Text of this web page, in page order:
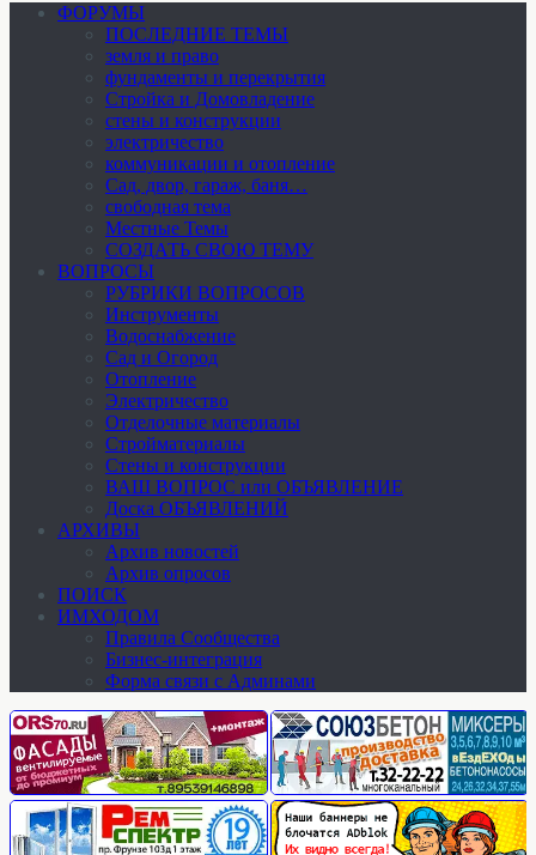
ФОРУМЫ
ПОСЛЕДНИЕ ТЕМЫ
земля и право
фундаменты и перекрытия
Стройка и Домовладение
стены и конструкции
электричество
коммуникации и отопление
Cад, двор, гараж, баня…
свободная тема
Местные Темы
СОЗДАТЬ СВОЮ ТЕМУ
ВОПРОСЫ
РУБРИКИ ВОПРОСОВ
Инструменты
Водоснабжение
Сад и Огород
Отопление
Электричество
Отделочные материалы
Стройматериалы
Стены и конструкции
ВАШ ВОПРОС или ОБЪЯВЛЕНИЕ
Доска ОБЪЯВЛЕНИЙ
АРХИВЫ
Архив новостей
Архив опросов
ПОИСК
ИМХОДОМ
Правила Сообщества
Бизнес-интеграция
Форма связи с Админами